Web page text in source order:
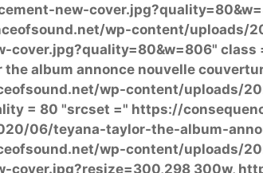
new-
wp-content/uploads/
cover.jpg?quality=80&w=806"
the album annonce nouvelle
wp-content/uploads/
= 80 "srcset =" https://
06/teyana-taylor-the-album-
wp-content/uploads/
cover.jpg?resize=300,298 300w,